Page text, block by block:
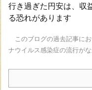
行き過ぎた円安は、収
る恐れがあります
このブログの過去記事に
ナウイルス感染症の流行が